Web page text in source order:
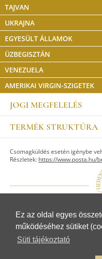
Ez az oldal egyes
működéséhez sütiket
Süti tájékoztató
TAJVAN
UKRAJNA
EGYESÜLT ÁLLAMOK
ÜZBEGISZTÁN
VENEZUELA
AMERIKAI VIRGIN-SZIGETEK
JOGI MEGFELELÉS
Impresszum
Kapcsolat
Jogi nyilatkozat
Üzletszabályzat
Adattovábbítási nyilatkozat
TERMÉK STRUKTÚRA
ASZTALKULTÚRA
Kannák, cukortartók
Szervíz kiegészítők
FIGURÁK
Csomagküldés esetén igénybe
Részletek: https://www.posta.hu/
© Herendi